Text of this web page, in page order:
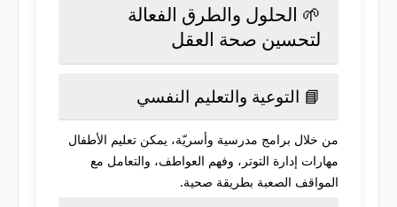
🌱 الحلول والطرق الفعالة
لتحسين صحة العقل
📘 التوعية والتعليم النفسي
من خلال برامج مدرسية وأسريّة، يمكن تعليم الأطفال
مهارات إدارة التوتر، وفهم العواطف، والتعامل مع
المواقف الصعبة بطريقة صحية.